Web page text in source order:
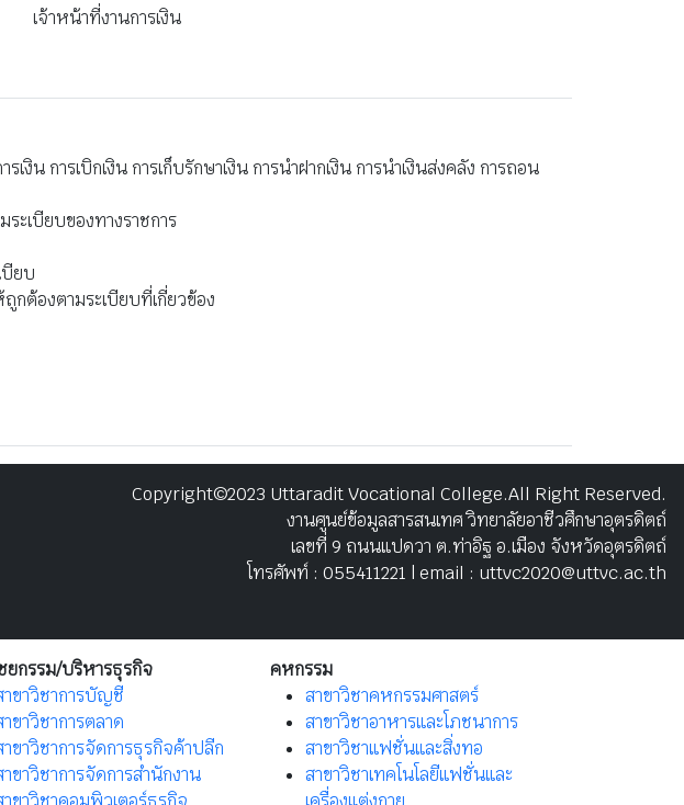
เจ้าหน้าที่งานการเงิน
น การเบิกเงิน การเก็บรักษาเงิน การนำฝากเงิน การนำเงินส่งคลัง การถอน
ะเบียบของทางราชการ
บียบ
กต้องตามระเบียบที่เกี่ยวข้อง
Copyright©2023 Uttaradit Vocational College.All Right Reserved.
งานศูนย์ข้อมูลสารสนเทศ วิทยาลัยอาชีวศึกษาอุตรดิตถ์
เลขที่ 9 ถนนแปดวา ต.ท่าอิฐ อ.เมือง จังหวัดอุตรดิตถ์
โทรศัพท์ : 055411221 | email : uttvc2020@uttvc.ac.th
กรรม/บริหารธุรกิจ
าขาวิชาการบัญชี
ขาวิชาการตลาด
าขาวิชาการจัดการธุรกิจค้าปลีก
าขาวิชาการจัดการสำนักงาน
คหกรรม
สาขาวิชาคหกรรมศาสตร์
สาขาวิชาอาหารและโภชนาการ
สาขาวิชาแฟชั่นและสิ่งทอ
สาขาวิชาเทคโนโลยีแฟชั่นและ